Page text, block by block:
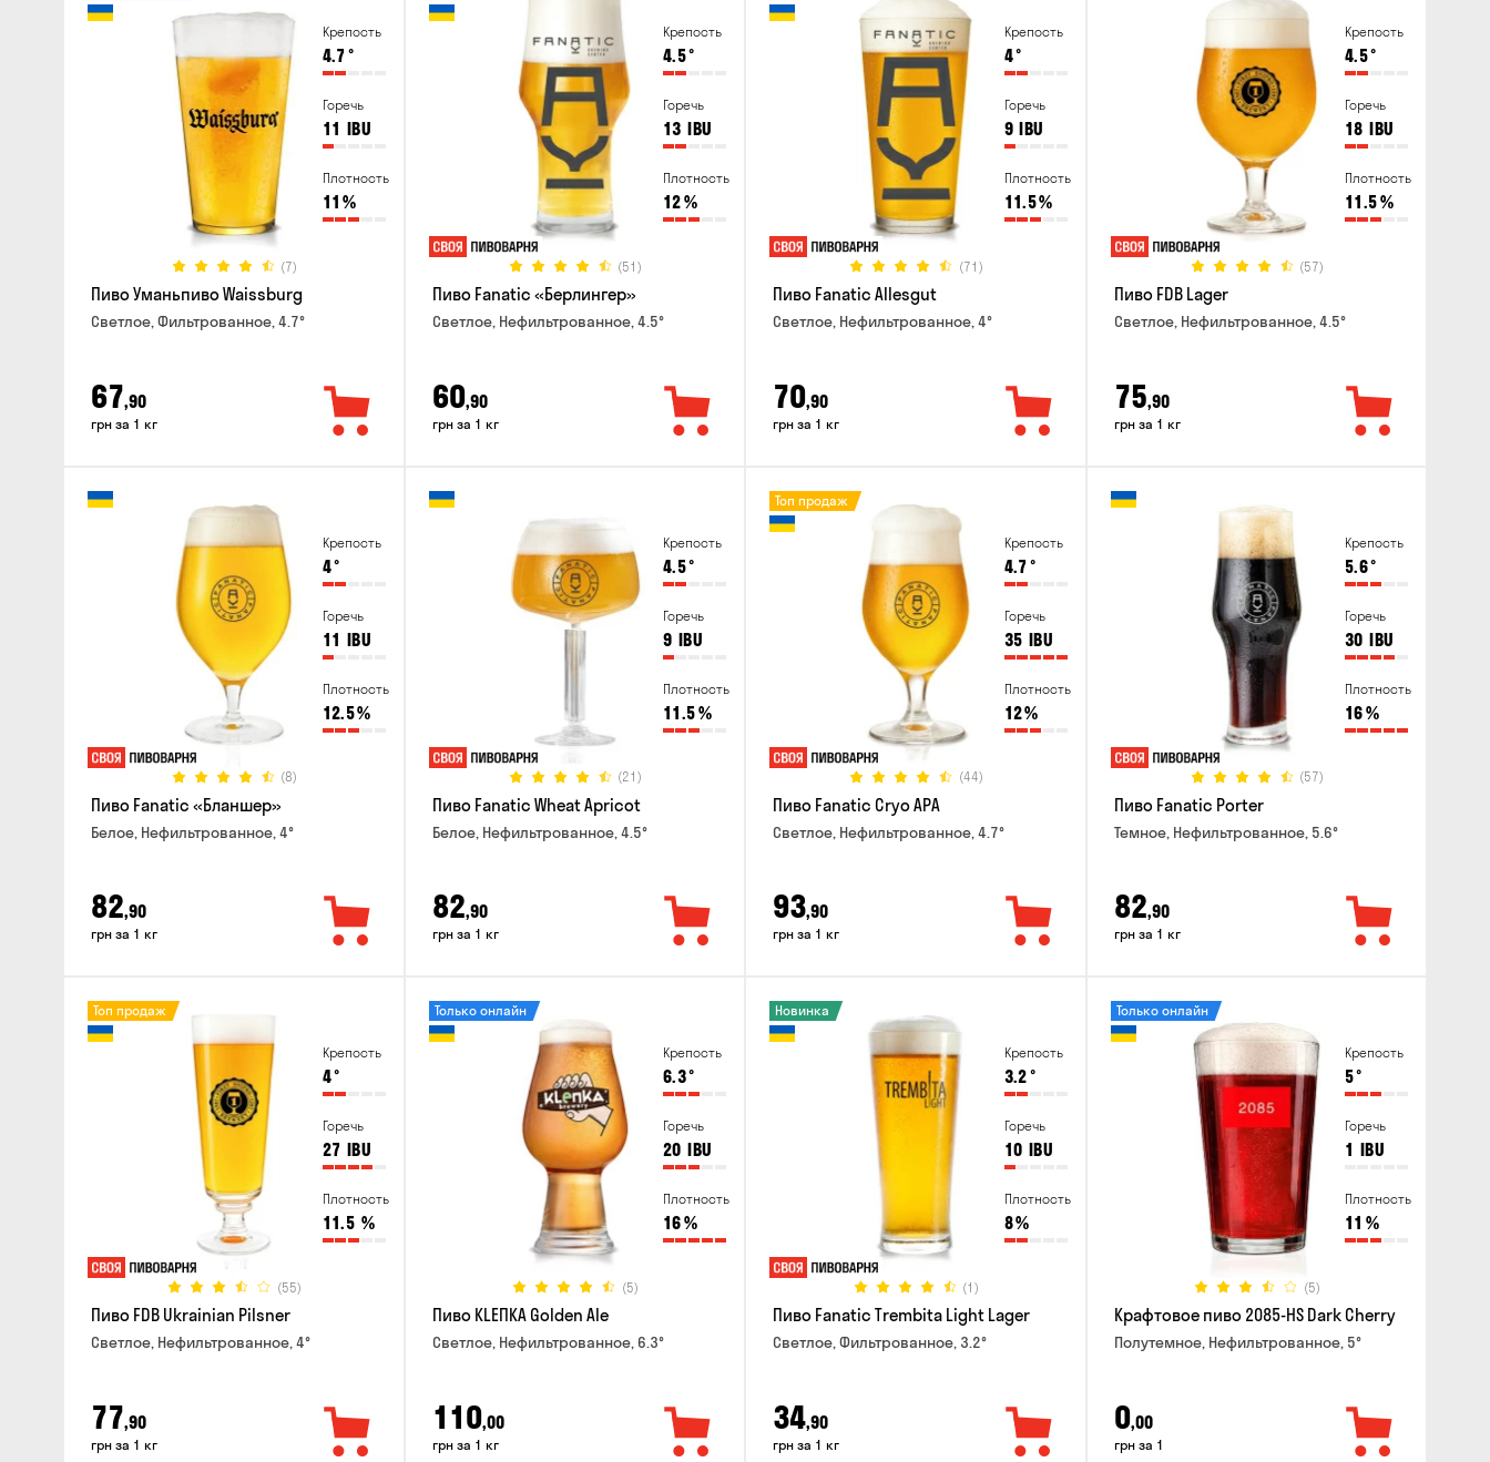
Крепость
4.7°
Горечь
11 IBU
Плотность
11 %
(7)
Пиво Уманьпиво Waissburg
Светлое, Фильтрованное, 4.7°
67,90
грн за 1 кг
Крепость
4.5°
Горечь
13 IBU
Плотность
12%
(51)
Пиво Fanatic «Берлингер»
Светлое, Нефильтрованное, 4.5°
60,90
грн за 1 кг
Крепость
4°
Горечь
9 IBU
Плотность
11.5%
(71)
Пиво Fanatic Allesgut
Светлое, Нефильтрованное, 4°
70,90
грн за 1 кг
Крепость
4.5°
Горечь
18 IBU
Плотность
11.5%
(57)
Пиво FDB Lager
Светлое, Нефильтрованное, 4.5°
75,90
грн за 1 кг
Крепость
4°
Горечь
11 IBU
Плотность
12.5%
(8)
Пиво Fanatic «Бланшер»
Белое, Нефильтрованное, 4°
82,90
грн за 1 кг
Крепость
4.5°
Горечь
9 IBU
Плотность
11.5%
(21)
Пиво Fanatic Wheat Apricot
Белое, Нефильтрованное, 4.5°
82,90
грн за 1 кг
Крепость
4.7°
Горечь
35 IBU
Плотность
12%
(44)
Топ продаж
Пиво Fanatic Cryo APA
Светлое, Нефильтрованное, 4.7°
93,90
грн за 1 кг
Крепость
5.6°
Горечь
30 IBU
Плотность
16%
(57)
Пиво Fanatic Porter
Темное, Нефильтрованное, 5.6°
82,90
грн за 1 кг
Крепость
4°
Горечь
27 IBU
Плотность
11.5 %
(55)
Топ продаж
Пиво FDB Ukrainian Pilsner
Светлое, Нефильтрованное, 4°
77,90
грн за 1 кг
Крепость
6.3°
Горечь
20 IBU
Плотность
16%
(5)
Только онлайн
Пиво KLEПКА Golden Ale
Светлое, Нефильтрованное, 6.3°
110,00
грн за 1 кг
Крепость
3.2°
Горечь
10 IBU
Плотность
8%
(1)
Новинка
Пиво Fanatic Trembita Light Lager
Светлое, Фильтрованное, 3.2°
34,90
грн за 1 кг
Крепость
5°
Горечь
1 IBU
Плотность
11 %
(5)
Только онлайн
Крафтовое пиво 2085-HS Dark Cherry
Полутемное, Нефильтрованное, 5°
0,00
грн за 1